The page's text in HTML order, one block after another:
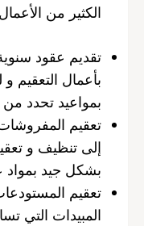
الكثير من
تقديم عقود
بأعمال التعقيم
بمواعيد تحدد
تعقيم
إلى تنظيف و
بشكل جيد بمواد
تعقيم
المبيدات التي